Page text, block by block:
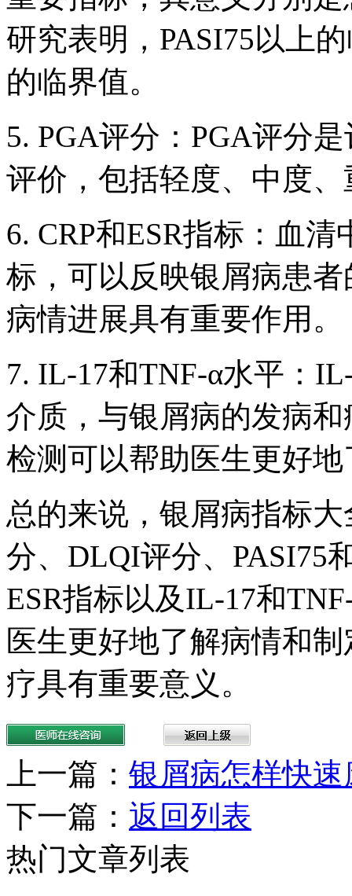
研究表明，PASI75以上
的临界值。
5. PGA评分：PGA评分
评价，包括轻度、中度
6. CRP和ESR指标：血
标，可以反映银屑病患
病情进展具有重要作用。
7. IL-17和TNF-α水平：
介质，与银屑病的发病
检测可以帮助医生更好
总的来说，银屑病指标
分、DLQI评分、PASI75
ESR指标以及IL-17和
医生更好地了解病情和
疗具有重要意义。
上一篇： 银屑病怎样快速
下一篇： 返回列表
热门文章列表